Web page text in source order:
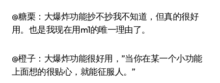
@糖栗：大爆炸功能抄不抄我不知道，但真的很好
用。也是我现在用m1的唯一理由了。
@橙子：大爆炸功能很好用，”当你在某一个小功能
上面想的很贴心，就能征服人。”